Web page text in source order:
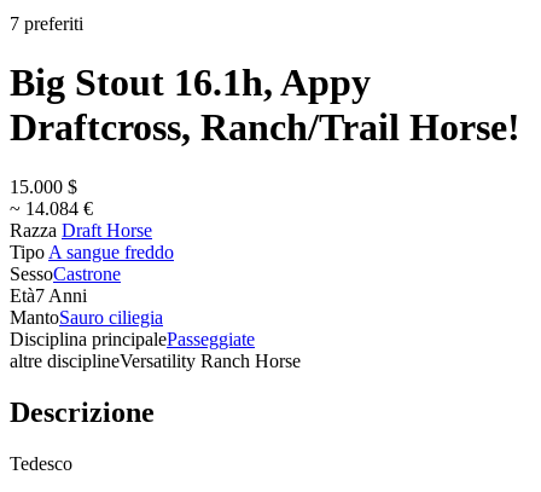
7 preferiti
Big Stout 16.1h, Appy
Draftcross, Ranch/Trail Horse!
15.000 $
~ 14.084 €
Razza Draft Horse
Tipo A sangue freddo
SessoCastrone
Età7 Anni
MantoSauro ciliegia
Disciplina principalePasseggiate
altre disciplineVersatility Ranch Horse
Descrizione
Tedesco